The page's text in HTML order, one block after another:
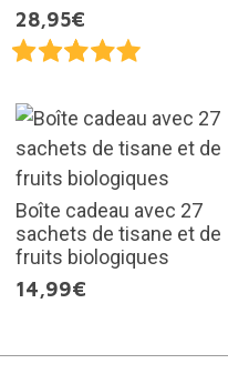
28,95€
Boîte cadeau avec 27
sachets de tisane et de
fruits biologiques
14,99€